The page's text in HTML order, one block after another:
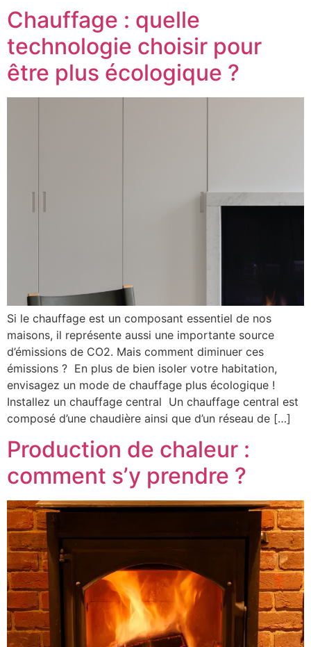
Chauffage : quelle
technologie choisir pour
être plus écologique ?
Si le chauffage est un composant essentiel de nos
maisons, il représente aussi une importante source
d’émissions de CO2. Mais comment diminuer ces
émissions ? En plus de bien isoler votre habitation,
envisagez un mode de chauffage plus écologique !
Installez un chauffage central Un chauffage central est
composé d’une chaudière ainsi que d’un réseau de […]
Production de chaleur :
comment s’y prendre ?